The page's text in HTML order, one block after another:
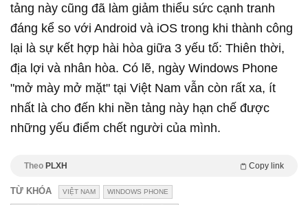
tảng này cũng đã làm giảm thiểu sức cạnh tranh
đáng kể so với Android và iOS trong khi thành công
lại là sự kết hợp hài hòa giữa 3 yếu tố: Thiên thời,
địa lợi và nhân hòa. Có lẽ, ngày Windows Phone
"mở mày mở mặt" tại Việt Nam vẫn còn rất xa, ít
nhất là cho đến khi nền tảng này hạn chế được
những yếu điểm chết người của mình.
Theo PLXH Copy link
TỪ KHÓA VIỆT NAM WINDOWS PHONE